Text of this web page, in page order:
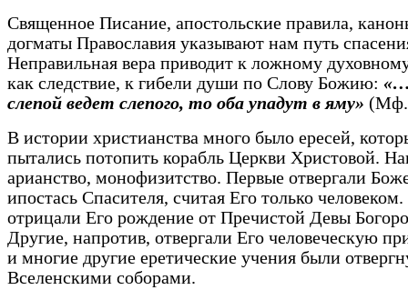
Священное Писание, апостольские правила,
догматы Православия указывают нам путь
Неправильная вера приводит к ложному
как следствие, к гибели души по Слову Божию:
слепой ведет слепого, то оба упадут в яму» (Мф.
В истории христианства много было ересей,
пытались потопить корабль Церкви Христовой.
арианство, монофизитство. Первые отвергали
ипостась Спасителя, считая Его только
отрицали Его рождение от Пречистой Девы
Другие, напротив, отвергали Его человеческую
и многие другие еретические учения были
Вселенскими соборами.